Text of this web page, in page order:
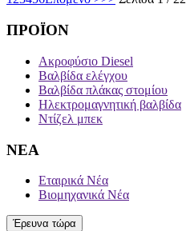
ΠΡΟΪΟΝ
Ακροφύσιο Diesel
Βαλβίδα ελέγχου
Βαλβίδα πλάκας στομίου
Ηλεκτρομαγνητική βαλβίδα
Ντίζελ μπεκ
ΝΕΑ
Εταιρικά Νέα
Βιομηχανικά Νέα
Έρευνα τώρα